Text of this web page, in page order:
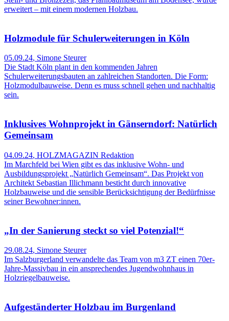
erweitert – mit einem modernen Holzbau.
Holzmodule für Schulerweiterungen in Köln
05.09.24, Simone Steurer
Die Stadt Köln plant in den kommenden Jahren
Schulerweiterungsbauten an zahlreichen Standorten. Die Form:
Holzmodulbauweise. Denn es muss schnell gehen und nachhaltig
sein.
Inklusives Wohnprojekt in Gänserndorf: Natürlich
Gemeinsam
04.09.24, HOLZMAGAZIN Redaktion
Im Marchfeld bei Wien gibt es das inklusive Wohn- und
Ausbildungsprojekt „Natürlich Gemeinsam“. Das Projekt von
Architekt Sebastian Illichmann besticht durch innovative
Holzbauweise und die sensible Berücksichtigung der Bedürfnisse
seiner Bewohner:innen.
„In der Sanierung steckt so viel Potenzial!“
29.08.24, Simone Steurer
Im Salzburgerland verwandelte das Team von m3 ZT einen 70er-
Jahre-Massivbau in ein ansprechendes Jugendwohnhaus in
Holzriegelbauweise.
Aufgeständerter Holzbau im Burgenland